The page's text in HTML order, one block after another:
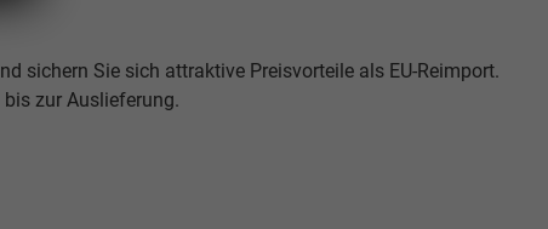
sichern Sie sich attraktive Preisvorteile als EU-Reimport.
zur Auslieferung.